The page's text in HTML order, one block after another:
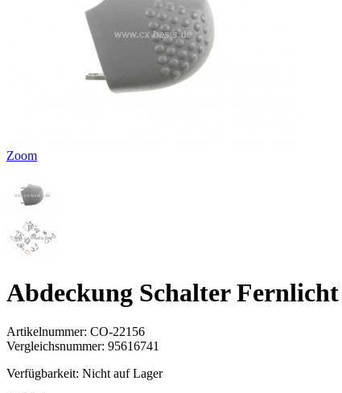
Zoom
Abdeckung Schalter
Artikelnummer: CO-22156
Vergleichsnummer: 95616741
Verfügbarkeit: Nicht auf Lager